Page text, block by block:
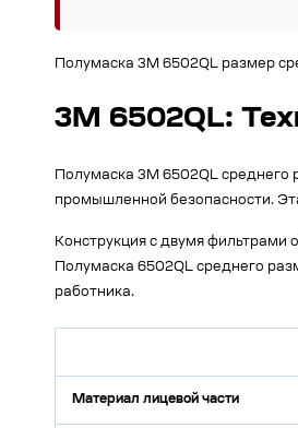
Полумаска 3М 6502QL размер
3M 6502QL:
Полумаска 3M 6502QL
промышленной безопасности.
Конструкция с двумя фильтрами
Полумаска 6502QL среднего
работника.
Материал лицевой части